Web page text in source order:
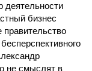
деятельности
бизнес
не смыслят в